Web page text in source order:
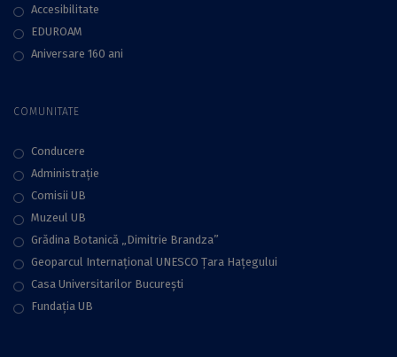
Accesibilitate
EDUROAM
Aniversare 160 ani
COMUNITATE
Conducere
Administraţie
Comisii UB
Muzeul UB
Grădina Botanică „Dimitrie Brandza”
Geoparcul Internațional UNESCO Țara Hațegului
Casa Universitarilor București
Fundaţia UB